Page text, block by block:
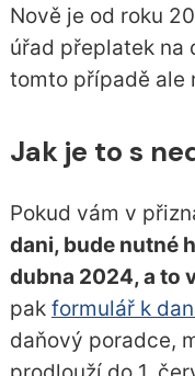
Nově je od roku
úřad přeplatek na
tomto případě ale
Jak je to s
Pokud vám v
dani, bude nutné
dubna 2024, a to
pak formulář k
daňový poradce,